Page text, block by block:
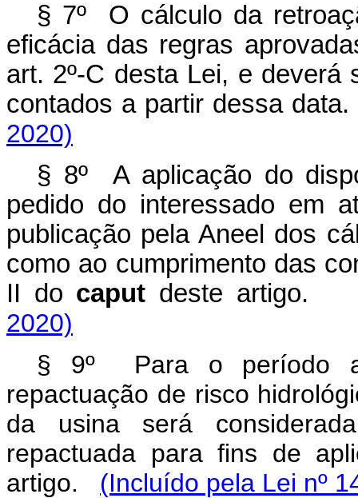
§ 7º O cálculo da
eficácia das regras
art. 2º-C desta Lei, e
contados a partir dessa
2020)
§ 8º A aplicação do
pedido do interessado em
publicação pela Aneel dos
como ao cumprimento das
II do caput deste
2020)
§ 9º Para o período
repactuação de risco
da usina será
repactuada para fins de
artigo. (Incluído pela Lei nº